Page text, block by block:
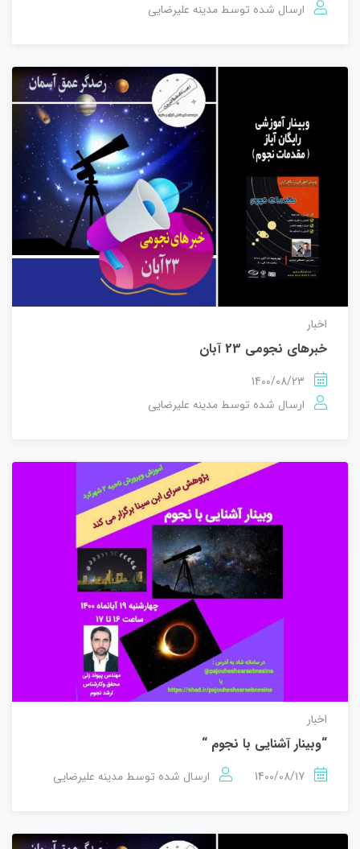
ارسال شده توسط مدینه علیرضایی
اخبار
خبرهای نجومی 23 آبان
1400/08/23
ارسال شده توسط مدینه علیرضایی
اخبار
“وبینار آشنایی با نجوم “
1400/08/17 ارسال شده توسط مدینه علیرضایی